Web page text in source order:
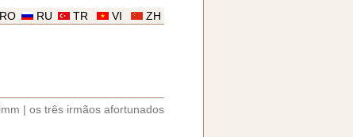
ZH
VI
TR
RU
RO
os três irmãos afortunados